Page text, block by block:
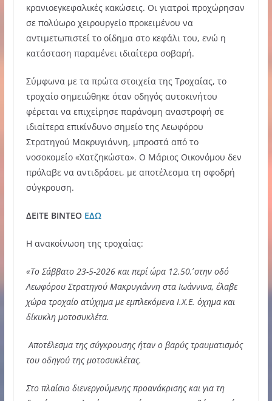
κρανιοεγκεφαλικές κακώσεις. Οι γιατροί προχώρησαν
σε πολύωρο χειρουργείο προκειμένου να
αντιμετωπιστεί το οίδημα στο κεφάλι του, ενώ η
κατάσταση παραμένει ιδιαίτερα σοβαρή.
Σύμφωνα με τα πρώτα στοιχεία της Τροχαίας, το
τροχαίο σημειώθηκε όταν οδηγός αυτοκινήτου
φέρεται να επιχείρησε παράνομη αναστροφή σε
ιδιαίτερα επικίνδυνο σημείο της Λεωφόρου
Στρατηγού Μακρυγιάννη, μπροστά από το
νοσοκομείο «Χατζηκώστα». Ο Μάριος Οικονόμου δεν
πρόλαβε να αντιδράσει, με αποτέλεσμα τη σφοδρή
σύγκρουση.
ΔΕΙΤΕ ΒΙΝΤΕΟ ΕΔΩ
Η ανακοίνωση της τροχαίας:
«Το Σάββατο 23-5-2026 και περί ώρα 12.50΄, στην οδό
Λεωφόρου Στρατηγού Μακρυγιάννη στα Ιωάννινα, έλαβε
χώρα τροχαίο ατύχημα με εμπλεκόμενα Ι.Χ.Ε. όχημα και
δίκυκλη μοτοσυκλέτα.
Αποτέλεσμα της σύγκρουσης ήταν ο βαρύς τραυματισμός
του οδηγού της μοτοσυκλέτας.
Στο πλαίσιο διενεργούμενης προανάκρισης και για τη